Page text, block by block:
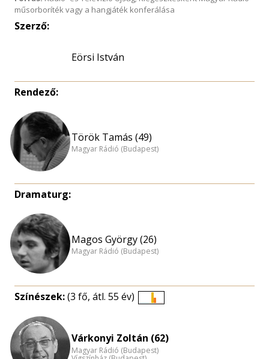
műsorboríték vagy a hangjáték konferálása
Szerző:
Eörsi István
Rendező:
Török Tamás (49)
Magyar Rádió (Budapest)
Dramaturg:
Magos György (26)
Magyar Rádió (Budapest)
Színészek:(3 fő, átl. 55 év)
nagyítása
Várkonyi Zoltán (62)
Magyar Rádió (Budapest)